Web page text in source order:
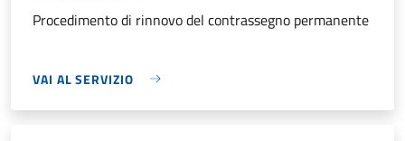
Procedimento di rinnovo del contrassegno permanente
VAI AL SERVIZIO